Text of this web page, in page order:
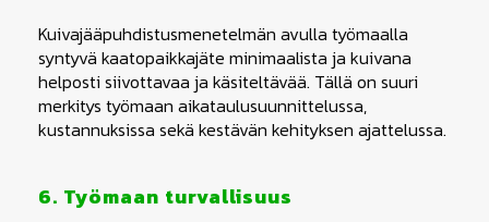
Kuivajääpuhdistusmenetelmän avulla työmaalla
syntyvä kaatopaikkajäte minimaalista ja kuivana
helposti siivottavaa ja käsiteltävää. Tällä on suuri
merkitys työmaan aikataulusuunnittelussa,
kustannuksissa sekä kestävän kehityksen ajattelussa.
6. Työmaan turvallisuus